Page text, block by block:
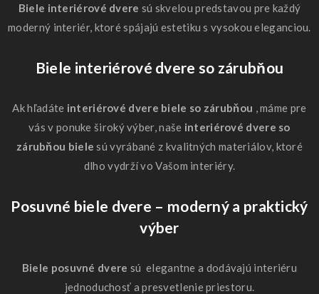
Biele interiérové ​​dvere sú skvelou predstavou pre každý
moderný interiér, ktoré spájajú estetiku s vysokou eleganciou.
Biele interiérové ​​dvere so zárubňou
Ak hľadáte interiérové ​​dvere biele so zárubňou , máme pre
vás v ponuke široký výber, naše interiérové ​​dvere so
zárubňou biele sú vyrábané z kvalitných materiálov, ktoré
dlho vydrží vo Vašom interiéry.
Posuvné biele dvere – moderný a praktický
výber
Biele posuvné dvere sú elegantne a dodávajú interiéru
jednoduchosť a presvetlenie priestoru.